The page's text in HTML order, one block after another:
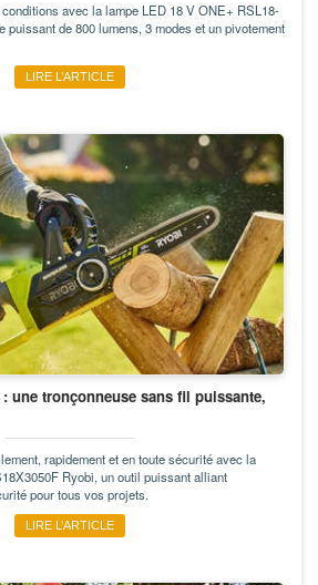
avec la lampe LED 18 V ONE+ RSL18-
puissant de 800 lumens, 3 modes et un pivotement
LIRE L’ARTICLE
: une tronçonneuse sans fil puissante,
rapidement et en toute sécurité avec la
Ryobi, un outil puissant alliant
pour tous vos projets.
LIRE L’ARTICLE